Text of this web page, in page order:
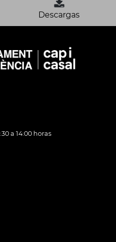
Descargas
a 14:00 horas